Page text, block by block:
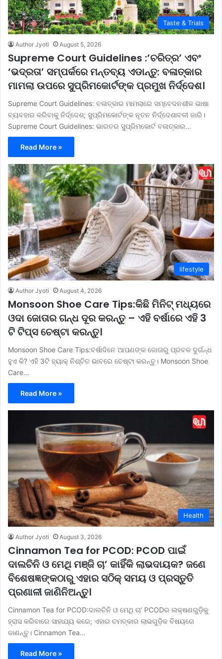
Taste & Trials
Author Jyoti August 5, 2026
Supreme Court Guidelines :’ଚରିତ୍ର’ ଏବଂ
‘ଭଦ୍ରତା’ ସମ୍ପର୍କରେ ମନ୍ତବ୍ୟ ଏଡାନ୍ତୁ: ବଳାତ୍କାର
ମାମଲା ଉପରେ ସୁପ୍ରିମକୋର୍ଟଙ୍କ ପ୍ରମୁଖ ନିର୍ଦ୍ଦେଶ।
Supreme Court Guidelines: ବଳାତ୍କାର ମାମଲାରେ ସମ୍ବେଦନଶୀଳ ଭାଷା
ବ୍ୟବହାର କରିବାକୁ ନିର୍ଦ୍ଦେଶ; ସୁପ୍ରିମକୋର୍ଟଙ୍କ ନୂତନ ନିର୍ଦ୍ଦେଶାବଳୀ ଜାରି।
Supreme Court Guidelines: ଭାରତର ସୁପ୍ରିମକୋର୍ଟ ବଳାତ୍କାର…
Read More »
lifestyle
Author Jyoti August 4, 2026
Monsoon Shoe Care Tips:କିଛି ମିନିଟ୍ ମଧ୍ୟରେ
ଓଦା ଜୋତାର ଗନ୍ଧ ଦୂର କରନ୍ତୁ – ଏହି ବର୍ଷାରେ ଏହି 3
ଟି ଟିପ୍ସ ଚେଷ୍ଟା କରନ୍ତୁ।
Monsoon Shoe Care Tips:ବର୍ଷାଦିନେ ଆପଣଙ୍କ ଜୋତାରୁ ପ୍ରବଳ ଦୁର୍ଗନ୍ଧ
ହୁଏ କି? ଏହି 3ଟି ହ୍ୟାକ୍ ନିଶ୍ଚିତ ଭାବରେ ଚେଷ୍ଟା କରନ୍ତୁ। Monsoon Shoe
Care…
Read More »
Health
Author Jyoti August 3, 2026
Cinnamon Tea for PCOD: PCOD ପାଇଁ
ଦାଲଚିନି ଓ ମେଥି ମଞ୍ଜି ଚା’ କାହିଁକି ଲାଭଦାୟକ? ଜଣେ
ବିଶେଷଜ୍ଞଙ୍କଠାରୁ ଏହାର ସଠିକ୍ ସମୟ ଓ ପ୍ରସ୍ତୁତି
ପ୍ରଣାଳୀ ଜାଣିନିଅନ୍ତୁ।
Cinnamon Tea for PCOD:ଦାଲଚିନି ଓ ମେଥି ଚା’ PCODର ଲକ୍ଷଣଗୁଡ଼ିକୁ
ହ୍ରାସ କରିବାରେ ସାହାଯ୍ୟ କରେ; ଏହାର ଚମତ୍କାର ଲାଭଗୁଡ଼ିକ ବିଷୟରେ
ଜାଣନ୍ତୁ। Cinnamon Tea…
Read More »